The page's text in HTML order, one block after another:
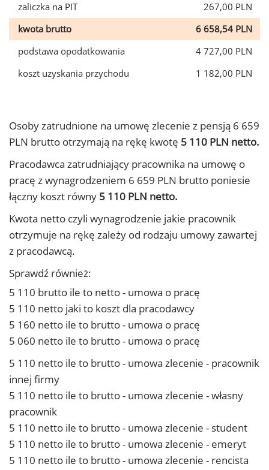
zaliczka na PIT
267,00 PLN
kwota brutto
6 658,54 PLN
podstawa opodatkowania
4 727,00 PLN
koszt uzyskania przychodu
1 182,00 PLN
Osoby zatrudnione na umowę zlecenie z pensją 6 659
PLN brutto otrzymają na rękę kwotę 5 110 PLN netto.
Pracodawca zatrudniający pracownika na umowę o
pracę z wynagrodzeniem 6 659 PLN brutto poniesie
łączny koszt równy 5 110 PLN netto.
Kwota netto czyli wynagrodzenie jakie pracownik
otrzymuje na rękę zależy od rodzaju umowy zawartej
z pracodawcą.
Sprawdź również:
5 110 brutto ile to netto - umowa o pracę
5 110 netto jaki to koszt dla pracodawcy
5 160 netto ile to brutto - umowa o pracę
5 060 netto ile to brutto - umowa o pracę
5 110 netto ile to brutto - umowa zlecenie - pracownik
innej firmy
5 110 netto ile to brutto - umowa zlecenie - własny
pracownik
5 110 netto ile to brutto - umowa zlecenie - student
5 110 netto ile to brutto - umowa zlecenie - emeryt
5 110 netto ile to brutto - umowa zlecenie - rencista